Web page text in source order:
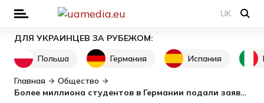
UK
ДЛЯ УКРАИНЦЕВ ЗА РУБЕЖОМ:
Польша
Германия Испания
Главная
Общество
Более миллиона студентов в Германии подали заявку на получение бонусных €200